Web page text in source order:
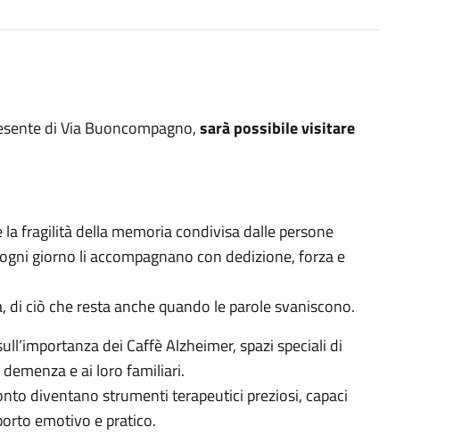
di Via Buoncompagno,sarà possibile visitare
fragilità della memoria condivisa dalle persone
giorno li accompagnano con dedizione, forza e
ciò che resta anche quando le parole svaniscono.
dei Caffè Alzheimer, spazi speciali di
e ai loro familiari.
diventano strumenti terapeutici preziosi, capaci
emotivo e pratico.